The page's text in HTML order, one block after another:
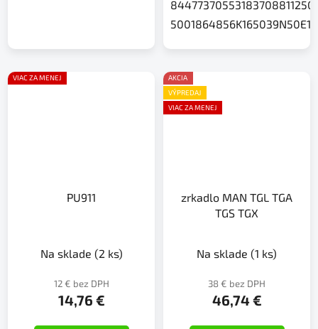
VIAC ZA MENEJ
PU911
Na sklade (2 ks)
12 € bez DPH
14,76 €
AKCIA
VÝPREDAJ
VIAC ZA MENEJ
zrkadlo MAN TGL TGA
TGS TGX
Na sklade (1 ks)
38 € bez DPH
46,74 €